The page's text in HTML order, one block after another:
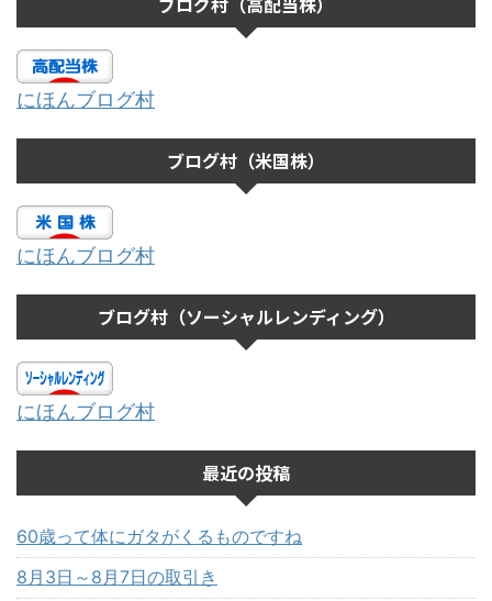
にほんブログ村
ブログ村（米国株）
にほんブログ村
ブログ村（ソーシャルレンディング）
にほんブログ村
最近の投稿
60歳って体にガタがくるものですね
8月3日～8月7日の取引き